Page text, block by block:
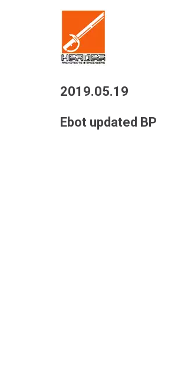
2019.05.19
Ebot updated BP